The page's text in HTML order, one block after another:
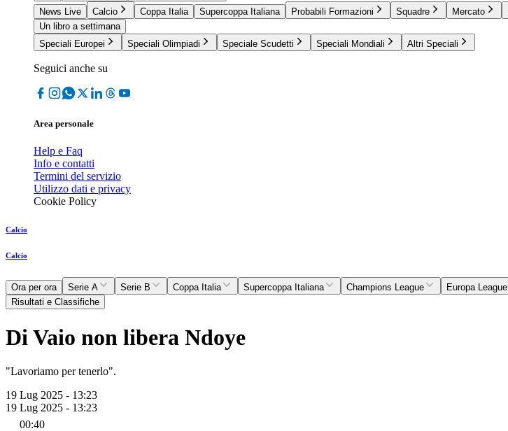
News Live
Calcio Coppa Italia Supercoppa Italiana Probabili Formazioni Squadre Mercato
Un libro a settimana
Speciali Europei
Speciali Olimpiadi Speciale Scudetti Speciali Mondiali Altri Speciali
Seguici anche su
Area personale
Help e Faq
Info e contatti
Termini del servizio
Utilizzo dati e privacy
Cookie Policy
Calcio
Calcio
Ora per ora Serie A Serie B Coppa Italia Supercoppa Italiana Champions League Europa League
Risultati e Classifiche
Di Vaio non libera Ndoye
"Lavoriamo per tenerlo".
19 Lug 2025 - 13:23
19 Lug 2025 - 13:23
00:40